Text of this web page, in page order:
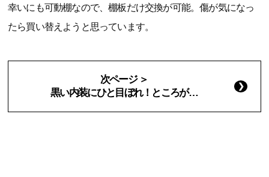
幸いにも可動棚なので、棚板だけ交換が可能。傷が気になっ
たら買い替えようと思っています。
次ページ ＞
黒い内装にひと目ぼれ！ところが…